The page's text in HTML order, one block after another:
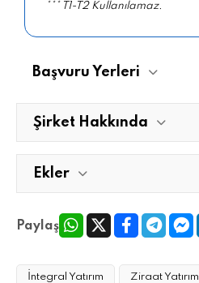
*** T1-T2 Kullanılamaz.
Başvuru Yerleri
Şirket Hakkında
Ekler
Paylaş
İntegral Yatırım Ziraat Yatırım